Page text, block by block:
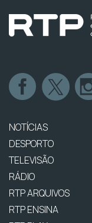
NOTÍCIAS
DESPORTO
TELEVISÃO
RÁDIO
RTP ARQUIVOS
RTP ENSINA